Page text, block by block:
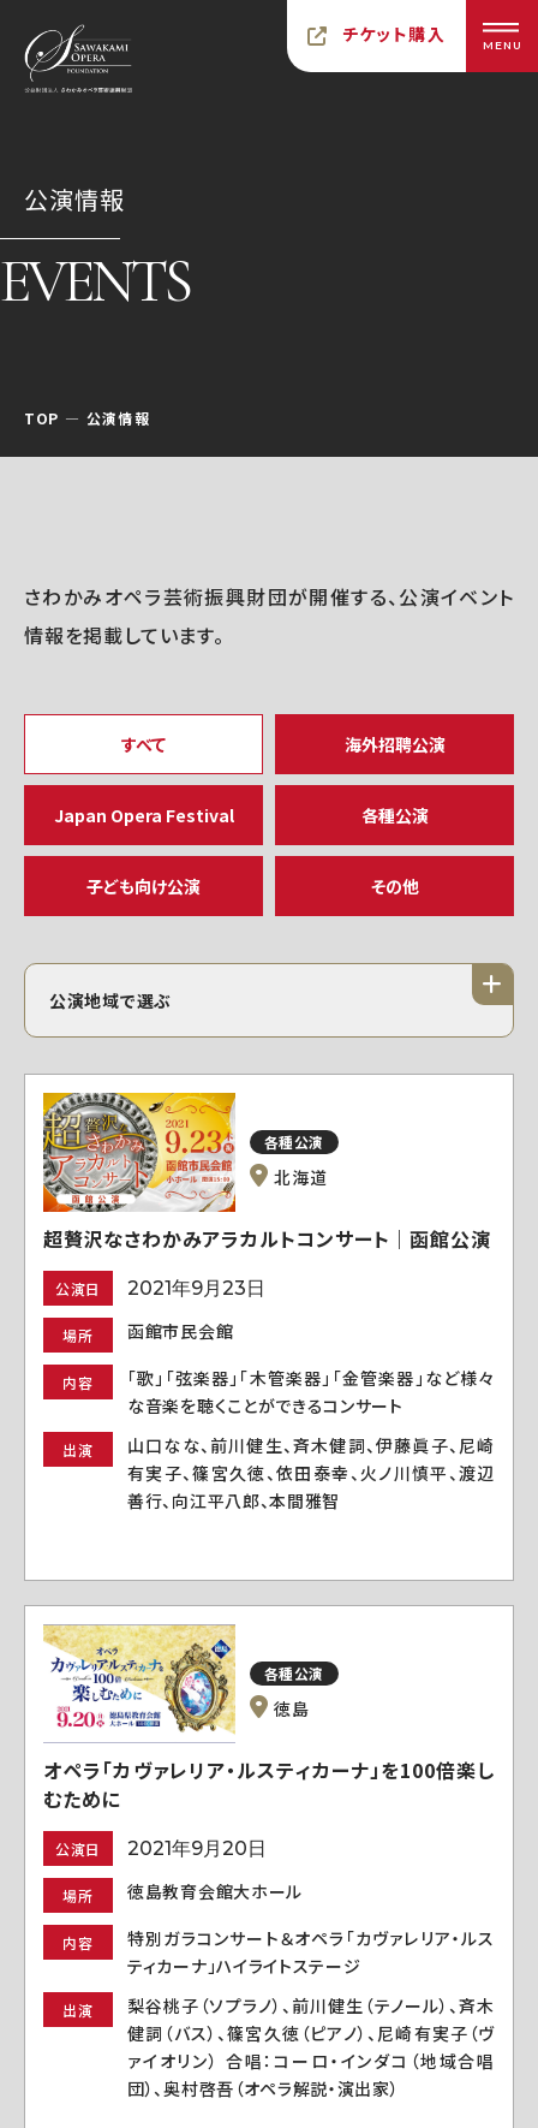
チケット購入 MENU
公演情報
EVENTS
TOP 公演情報
さわかみオペラ芸術振興財団が開催する、公演イベント
情報を掲載しています。
すべて 海外招聘公演
Japan Opera Festival 各種公演
子ども向け公演 その他
公演地域で選ぶ
各種公演
北海道
超贅沢なさわかみアラカルトコンサート｜函館公演
公演日 2021年9月23日
場所 函館市民会館
内容
「歌」「弦楽器」「木管楽器」「金管楽器」など様々
な音楽を聴くことができるコンサート
出演
山口なな、前川健生、斉木健詞、伊藤眞子、尼崎
有実子、篠宮久徳、依田泰幸、火ノ川慎平、渡辺
善行、向江平八郎、本間雅智
各種公演
徳島
オペラ「カヴァレリア・ルスティカーナ」を100倍楽し
むために
公演日 2021年9月20日
場所 徳島教育会館大ホール
内容
特別ガラコンサート＆オペラ「カヴァレリア・ルス
ティカーナ」ハイライトステージ
出演
梨谷桃子（ソプラノ）、前川健生（テノール）、斉木
健詞（バス）、篠宮久徳（ピアノ）、尼崎有実子（ヴ
ァイオリン） 合唱：コーロ・インダコ（地域合唱
団）、奥村啓吾（オペラ解説・演出家）